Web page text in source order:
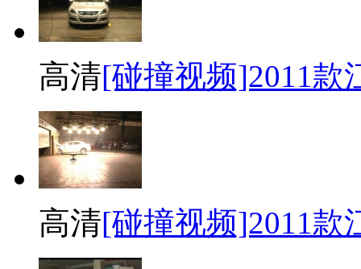
高清[碰撞视频]2011款
高清[碰撞视频]2011款